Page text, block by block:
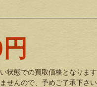
状態での買取価格となります
せんので、予めご了承下さい